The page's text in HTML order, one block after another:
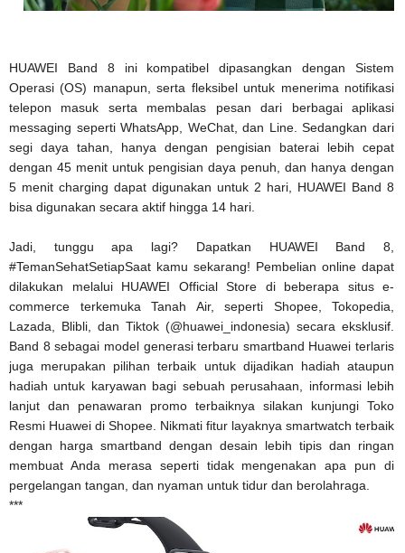
HUAWEI Band 8 ini kompatibel dipasangkan dengan Sistem
Operasi (OS) manapun, serta fleksibel untuk menerima notifikasi
telepon masuk serta membalas pesan dari berbagai aplikasi
messaging seperti WhatsApp, WeChat, dan Line. Sedangkan dari
segi daya tahan, hanya dengan pengisian baterai lebih cepat
dengan 45 menit untuk pengisian daya penuh, dan hanya dengan
5 menit charging dapat digunakan untuk 2 hari, HUAWEI Band 8
bisa digunakan secara aktif hingga 14 hari.
Jadi, tunggu apa lagi? Dapatkan HUAWEI Band 8,
#TemanSehatSetiapSaat kamu sekarang! Pembelian online dapat
dilakukan melalui HUAWEI Official Store di beberapa situs e-
commerce terkemuka Tanah Air, seperti Shopee, Tokopedia,
Lazada, Blibli, dan Tiktok (@huawei_indonesia) secara eksklusif.
Band 8 sebagai model generasi terbaru smartband Huawei terlaris
juga merupakan pilihan terbaik untuk dijadikan hadiah ataupun
hadiah untuk karyawan bagi sebuah perusahaan, informasi lebih
lanjut dan penawaran promo terbaiknya silakan kunjungi Toko
Resmi Huawei di Shopee. Nikmati fitur layaknya smartwatch terbaik
dengan harga smartband dengan desain lebih tipis dan ringan
membuat Anda merasa seperti tidak mengenakan apa pun di
pergelangan tangan, dan nyaman untuk tidur dan berolahraga.
***